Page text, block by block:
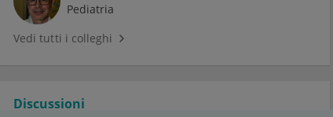
Pediatria
Vedi tutti i colleghi
Discussioni